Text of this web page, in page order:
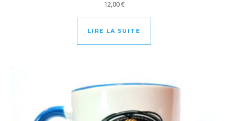
12,00€
LIRE LA SUITE